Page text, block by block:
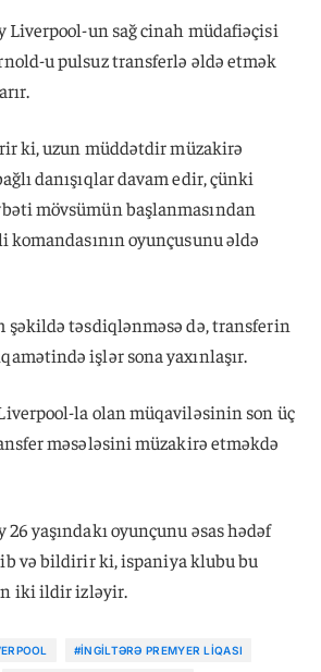
Liverpool-un sağ cinah müdafiəçisi
u pulsuz transferlə əldə etmək
ki, uzun müddətdir müzakirə
danışıqlar davam edir, çünki
mövsümün başlanmasından
oyunçusunu əldə
şəkildə təsdiqlənməsə də, transferin
işlər sona yaxınlaşır.
la olan müqaviləsinin son üç
məsələsini müzakirə etməkdə
26 yaşındakı oyunçunu əsas hədəf
və bildirir ki, ispaniya klubu bu
iki ildir izləyir.
#İNGILTƏRƏ PREMYER LIQASI